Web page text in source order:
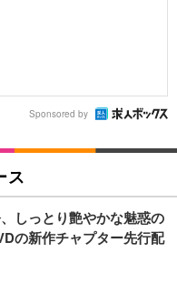
Sponsored by
ス
しっとり艶やかな魅惑の
の新作チャプター先行配